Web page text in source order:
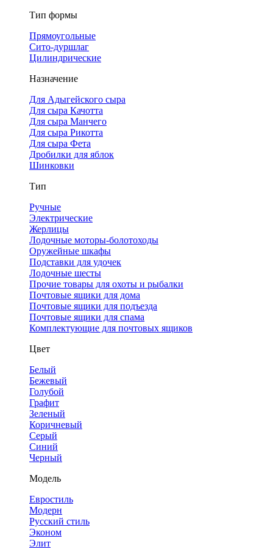
Тип формы
Прямоугольные
Сито-дуршлаг
Цилиндрические
Назначение
Для Адыгейского сыра
Для сыра Качотта
Для сыра Манчего
Для сыра Рикотта
Для сыра Фета
Дробилки для яблок
Шинковки
Тип
Ручные
Электрические
Жерлицы
Лодочные моторы-болотоходы
Оружейные шкафы
Подставки для удочек
Лодочные шесты
Прочие товары для охоты и рыбалки
Почтовые ящики для дома
Почтовые ящики для подъезда
Почтовые ящики для спама
Комплектующие для почтовых ящиков
Цвет
Белый
Бежевый
Голубой
Графит
Зеленый
Коричневый
Серый
Синий
Черный
Модель
Евростиль
Модерн
Русский стиль
Эконом
Элит